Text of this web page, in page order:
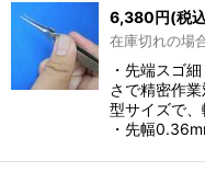
6,380円(税
在庫切れの場
・先端スゴ
さで精密作
型サイズで、
・先幅